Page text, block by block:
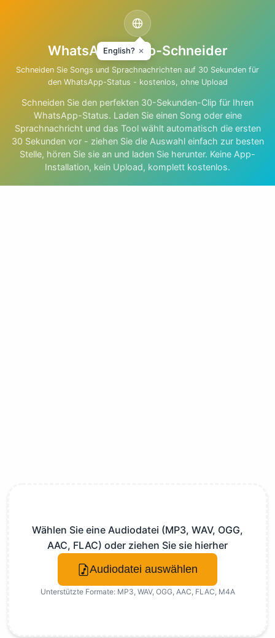
English?
WhatsApp Audio-Schneider
Schneiden Sie Songs und Sprachnachrichten auf 30 Sekunden für
den WhatsApp-Status - kostenlos, ohne Upload
Schneiden Sie den perfekten 30-Sekunden-Clip für Ihren
WhatsApp-Status. Laden Sie einen Song oder eine
Sprachnachricht und das Tool wählt automatisch die ersten
30 Sekunden vor - ziehen Sie die Auswahl einfach zur besten
Stelle, hören Sie sie an und laden Sie herunter. Keine App-
Installation, kein Upload, komplett kostenlos.
Wählen Sie eine Audiodatei (MP3, WAV, OGG,
AAC, FLAC) oder ziehen Sie sie hierher
Audiodatei auswählen
Unterstützte Formate: MP3, WAV, OGG, AAC, FLAC, M4A